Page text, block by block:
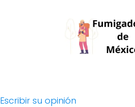
Escribir su opinión